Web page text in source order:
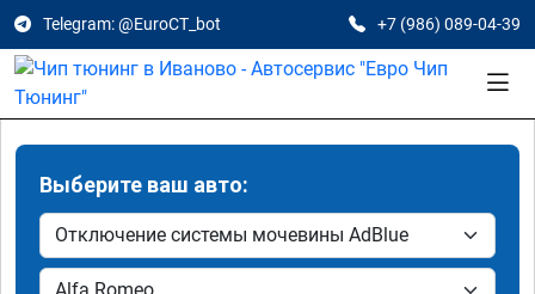
Telegram: @EuroCT_bot +7 (986) 089-04-39
Выберите ваш авто: